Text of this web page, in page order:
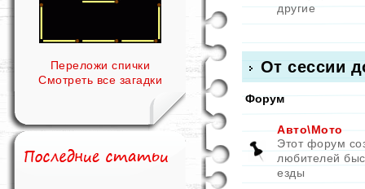
Переложи спички
Смотреть все загадки
другие
От сессии
Форум
Авто\Мото
Этот форум
любителей
езды